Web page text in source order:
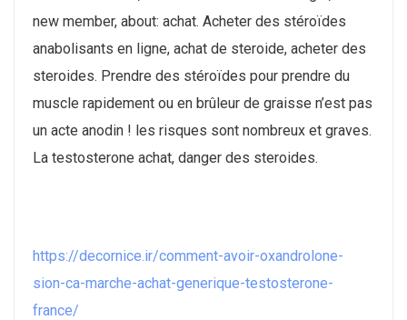
new member, about: achat. Acheter des stéroïdes
anabolisants en ligne, achat de steroide, acheter des
steroides. Prendre des stéroïdes pour prendre du
muscle rapidement ou en brûleur de graisse n’est pas
un acte anodin ! les risques sont nombreux et graves.
La testosterone achat, danger des steroides.
https://decornice.ir/comment-avoir-oxandrolone-
sion-ca-marche-achat-generique-testosterone-
france/